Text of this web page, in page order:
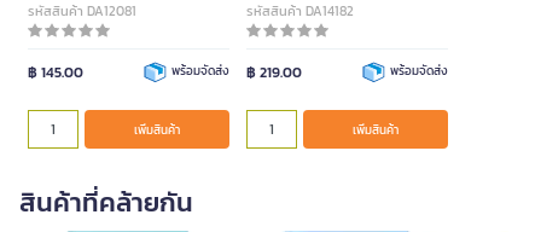
รหัสสินค้า DA12081
฿ 145.00 พร้อมจัดส่ง
เพิ่มสินค้า
รหัสสินค้า DA14182
฿ 219.00 พร้อมจัดส่ง
เพิ่มสินค้า
สินค้าที่คล้ายกัน